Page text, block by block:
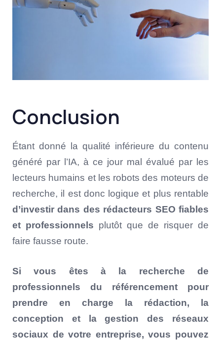
Conclusion
Étant donné la qualité inférieure du contenu
généré par l’IA, à ce jour mal évalué par les
lecteurs humains et les robots des moteurs de
recherche, il est donc logique et plus rentable
d’investir dans des rédacteurs SEO fiables
et professionnels plutôt que de risquer de
faire fausse route.
Si vous êtes à la recherche de
professionnels du référencement pour
prendre en charge la rédaction, la
conception et la gestion des réseaux
sociaux de votre entreprise, vous pouvez